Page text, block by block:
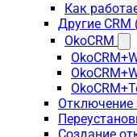
Как
Другие CRM
OkoCRM
Отключение